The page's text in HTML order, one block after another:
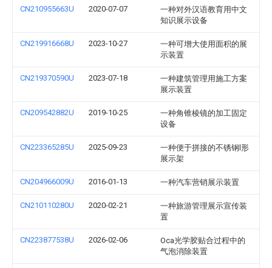
CN210955663U 2020-07-07
一种对外汉语教育用中文
知识展示设备
CN219916668U 2023-10-27
一种可增大使用面积的展
示装置
CN219370590U 2023-07-18
一种建筑管理用施工方案
展示装置
CN209542882U 2019-10-25
一种角锥棱镜的加工固定
设备
CN223365285U 2025-09-23
一种便于拼接的不锈钢l形
展示架
CN204966009U 2016-01-13 一种汽车营销展示装置
CN210110280U 2020-02-21
一种旅游管理展示宣传装
置
CN223877538U 2026-02-06
Oca光学胶贴合过程中的
气泡消除装置